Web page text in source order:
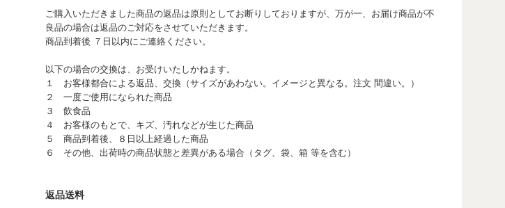
ご購入いただきました商品の返品は原則としてお断りしておりますが、万が一、お届け商品が不
良品の場合は返品のご対応をさせていただきます。
商品到着後 ７日以内にご連絡ください。
以下の場合の交換は、お受けいたしかねます。
１ お客様都合による返品、交換（サイズがあわない。イメージと異なる。注文 間違い。）
２ 一度ご使用になられた商品
３ 飲食品
４ お客様のもとで、キズ、汚れなどが生じた商品
５ 商品到着後、８日以上経過した商品
６ その他、出荷時の商品状態と差異がある場合（タグ、袋、箱 等を含む）
返品送料